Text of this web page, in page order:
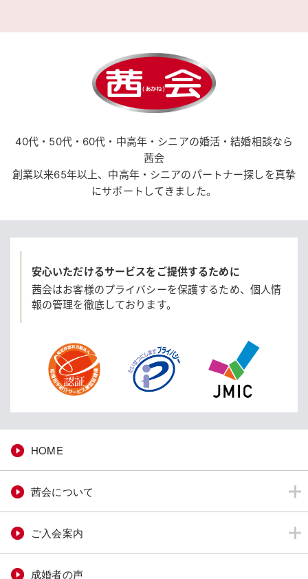
40代・50代・60代・中高年・シニアの婚活・結婚相談なら
茜会
創業以来65年以上、中高年・シニアのパートナー探しを真摯
にサポートしてきました。
安心いただけるサービスをご提供するために
茜会はお客様のプライバシーを保護するため、 個人情
報の管理を徹底しております。
HOME
茜会について
ご入会案内
成婚者の声